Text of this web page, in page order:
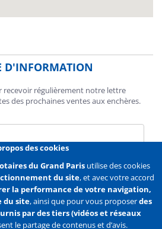
D'INFORMATION
recevoir régulièrement notre lettre
des prochaines ventes aux enchères.
communications de la Chambre des
Notaires de Paris.
En savoir plus
S'abonner
des cookies
du Grand Parisutilise des cookies
du site, et avec votre accord
la performance de votre navigation,
du site, ainsi que pour vous proposerdes
par des tiers (vidéos et réseaux
le partage de contenus et d’avis.